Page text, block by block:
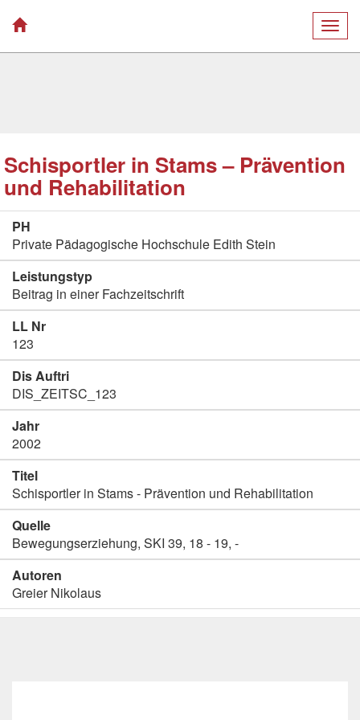
Schisportler in Stams – Prävention
und Rehabilitation
PH
Private Pädagogische Hochschule Edith Stein
Leistungstyp
Beitrag in einer Fachzeitschrift
LL Nr
123
Dis Auftri
DIS_ZEITSC_123
Jahr
2002
Titel
Schisportler in Stams - Prävention und Rehabilitation
Quelle
Bewegungserziehung, SKI 39, 18 - 19, -
Autoren
Greier Nikolaus